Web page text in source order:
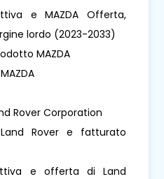
e MAZDA Offerta,
lordo (2023-2033)
MAZDA
Rover Corporation
Rover e fatturato
e offerta di Land